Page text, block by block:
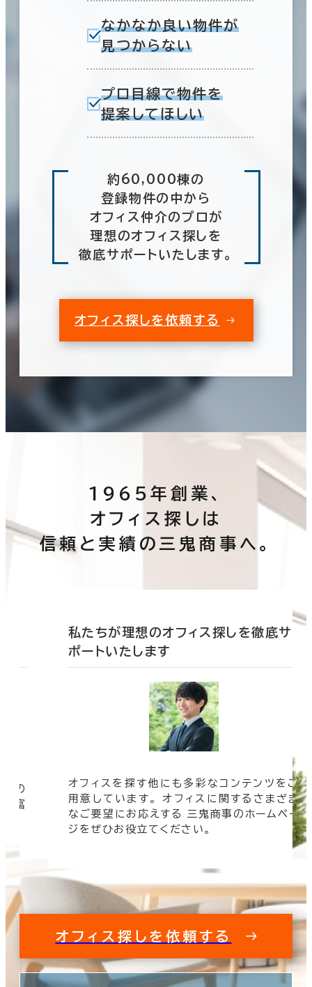
なかなか良い物件が
見つからない
プロ目線で物件を
提案してほしい
約60,000棟の
登録物件の中から
オフィス仲介のプロが
理想のオフィス探しを
徹底サポートいたします。
オフィス探しを依頼する
1965年創業、
オフィス探しは
信頼と実績の三鬼商事へ。
をご
ざま
私たちが理想のオフィス探しを徹底サ
ポートいたします
オフィスビルの情報がすぐに欲しい！ そん
時は三鬼商事へお問い合わせください。 よ
速く、より正確に、より良い情報をお届けし
す。
オフィス探しを依頼する